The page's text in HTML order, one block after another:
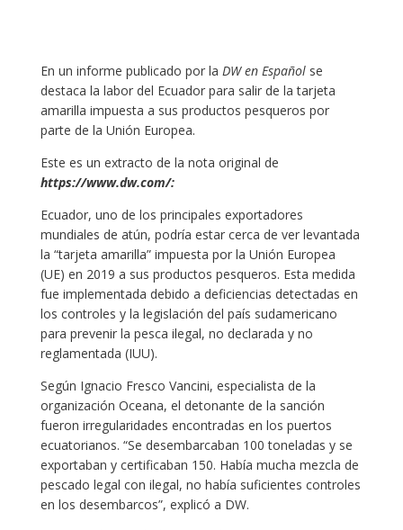
En un informe publicado por la DW en Españolse
destaca la labor del Ecuador para salir de la tarjeta
amarilla impuesta a sus productos pesqueros por
parte de la Unión Europea.
Este es un extracto de la nota original de
https://www.dw.com/:
Ecuador, uno de los principales exportadores
mundiales de atún, podría estar cerca de ver levantada
la “tarjeta amarilla” impuesta por la Unión Europea
(UE) en 2019 a sus productos pesqueros. Esta medida
fue implementada debido a deficiencias detectadas en
los controles y la legislación del país sudamericano
para prevenir la pesca ilegal, no declarada y no
reglamentada (IUU).
Según Ignacio Fresco Vancini, especialista de la
organización Oceana, el detonante de la sanción
fueron irregularidades encontradas en los puertos
ecuatorianos. “Se desembarcaban 100 toneladas y se
exportaban y certificaban 150. Había mucha mezcla de
pescado legal con ilegal, no había suficientes controles
en los desembarcos”, explicó a DW.